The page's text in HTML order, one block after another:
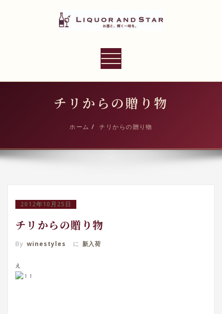
プ
LIQUOR AND STAR
ナ
ー
ョ
切
チリからの贈り物
ホーム チリからの贈り物
2012年10月25日
チリからの贈り物
By winestyles に 新入荷
え